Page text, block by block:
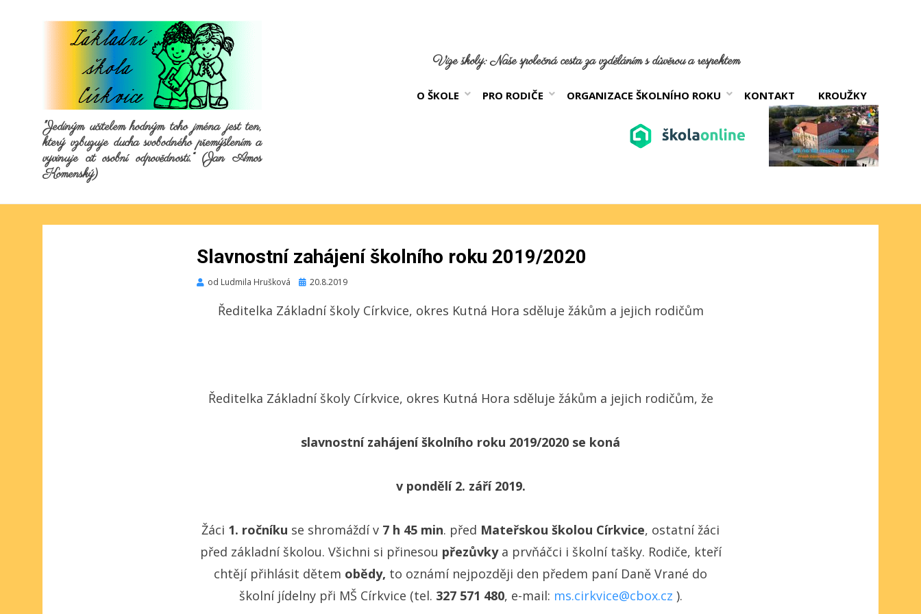
"Jediným učitelem hodným toho jména jest ten,
který vzbuzuje ducha svobodného přemýšlením a
vyvinuje cit osobní odpovědnosti.“ (Jan Amos
Komenský)
Vize školy: Naše společná cesta za vzděláním s důvěrou a respektem
O ŠKOLE PRO RODIČE ORGANIZACE ŠKOLNÍHO ROKU KONTAKT KROUŽKY
Slavnostní zahájení školního roku 2019/2020
od Ludmila Hrušková Publikováno
20.8.2019
Ředitelka Základní školy Církvice, okres Kutná Hora sděluje žákům a jejich rodičům
Ředitelka Základní školy Církvice, okres Kutná Hora sděluje žákům a jejich rodičům, že
slavnostní zahájení školního roku 2019/2020 se koná
v pondělí 2. září 2019.
Žáci 1. ročníku se shromáždí v 7 h 45 min. před Mateřskou školou Církvice, ostatní žáci
před základní školou. Všichni si přinesou přezůvkya prvňáčci i školní tašky. Rodiče, kteří
chtějí přihlásit dětem obědy, to oznámí nejpozději den předem paní Daně Vrané do
školní jídelny při MŠ Církvice (tel. 327 571 480, e-mail: ms.cirkvice@cbox.cz ).